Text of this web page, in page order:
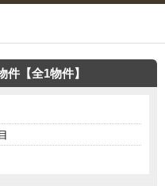
件【全1物件】